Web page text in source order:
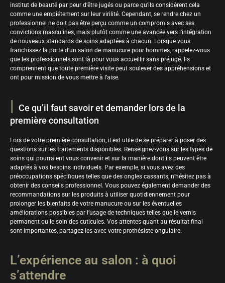
institut de beauté par peur d’être jugés ou parce qu’ils considèrent cela
comme une empiétement sur leur virilité. Cependant, se rendre chez un
professionnel ne doit pas être perçu comme un compromis avec ses
convictions masculines, mais plutôt comme une avancée vers l’intégration
de nouveaux standards de soins adaptées à chacun. Lorsque vous
franchissez la porte d’un salon de manucure pour hommes, rappelez-vous
que les professionnels sont là pour vous accueillir sans préjugé. Ils
comprennent que toute première visite peut soulever des appréhensions et
ont pour mission de vous mettre à l’aise.
Ce qu’il faut savoir et demander lors de la
première consultation
Lors de votre première consultation, il est utile de se préparer à poser des
questions sur les traitements disponibles. Renseignez-vous sur les types de
soins qui pourraient vous convenir et sur la manière dont ils peuvent être
adaptés à vos besoins individuels. Par exemple, si vous avez des
préoccupations spécifiques telles que des ongles cassants, n’hésitez pas à
obtenir des conseils professionnel. Vous pouvez également demander des
recommandations sur les produits à utiliser quotidiennement pour
prolonger les bienfaits de votre manucure ou sur les éventuelles
améliorations possibles par l’usage de techniques telles que le vernis
permanent ou le soin des cuticules. Vos attentes quant au résultat final
sont importantes, partagez-les avec votre prothésiste ongulaire.
L’expérience au salon : à quoi
s’attendre